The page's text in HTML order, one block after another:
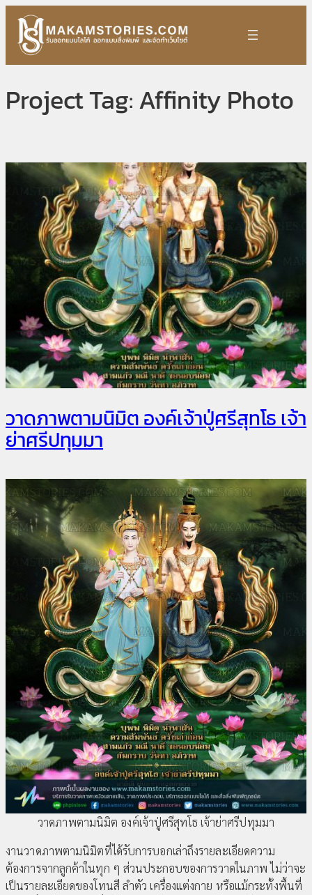
content
Project Tag:Affinity Photo
วาดภาพตามนิมิต องค์เจ้าปู่ศรีสุทโธ เจ้า
ย่าศรีปทุมมา
วาดภาพตามนิมิต องค์เจ้าปู่ศรีสุทโธ เจ้าย่าศรีปทุมมา
งานวาดภาพตามนิมิตที่ได้รับการบอกเล่าถึงรายละเอียดความ
ต้องการจากลูกค้าในทุก ๆ ส่วนประกอบของการวาดในภาพ ไม่ว่าจะ
เป็นรายละเอียดของโทนสี ลำตัว เครื่องแต่งกาย หรือแม้กระทั้งพื้นที่